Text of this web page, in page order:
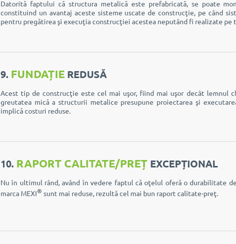
Datorită faptului că structura metalică este prefabricată, se poate
constituind un avantaj aceste sisteme uscate de construcţie, pe când
pentru pregătirea şi execuţia construcţiei acestea neputând fi realizate pe
9. FUNDAȚIE REDUSĂ
Acest tip de construcţie este cel mai uşor, fiind mai uşor decât lemnul
greutatea mică a structurii metalice presupune proiectarea şi
implică costuri reduse.
10. RAPORT CALITATE/PREȚ EXCEPȚIONAL
Nu în ultimul rând, având în vedere faptul că oţelul oferă o durabilitate
marca MEXI® sunt mai reduse, rezultă cel mai bun raport calitate-preţ.